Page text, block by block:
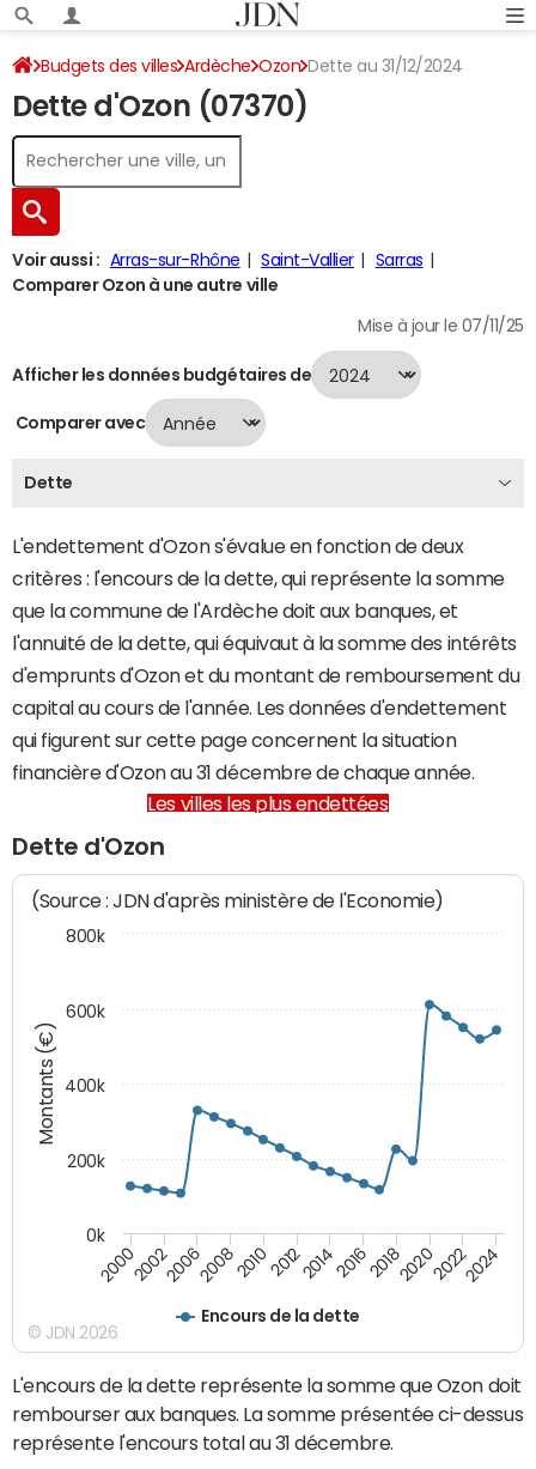
Budgets des villes Ardèche Ozon Dette au 31/12/2024
Dette d'Ozon (07370)
Voir aussi : Arras-sur-Rhône Saint-Vallier
Sarras
Comparer Ozon à une autre ville
Mise à jour le 07/11/25
Afficher les données budgétaires de
Comparer avec
Dette
L'endettement d'Ozon s'évalue en fonction de deux
critères : l'encours de la dette, qui représente la somme
que la commune de l'Ardèche doit aux banques, et
l'annuité de la dette, qui équivaut à la somme des intérêts
d'emprunts d'Ozon et du montant de remboursement du
capital au cours de l'année. Les données d'endettement
qui figurent sur cette page concernent la situation
financière d'Ozon au 31 décembre de chaque année.
Les villes les plus endettées
Dette d'Ozon
Montants (€)
(Source : JDN d'après ministère de l'Economie)
Encours de la dette
200020022006200820102012201420162018202020222024
0k
200k
400k
600k
800k
© JDN 2026
L'encours de la dette représente la somme que Ozon doit
rembourser aux banques. La somme présentée ci-dessus
représente l'encours total au 31 décembre.